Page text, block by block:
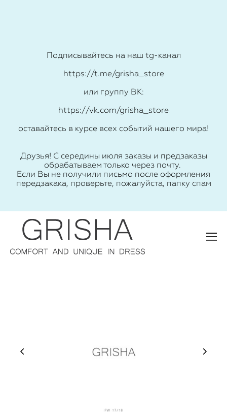
Подписывайтесь на наш tg-канал
https://t.me/grisha_store
или группу ВК:
https://vk.com/grisha_store
оставайтесь в курсе всех событий нашего мира!
Друзья! С середины июля заказы и предзаказы
обрабатываем только через почту.
Если Вы не получили письмо после оформления
передзакака, проверьте, пожалуйста, папку спам